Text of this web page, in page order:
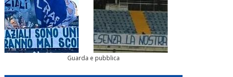
Guarda e pubblica